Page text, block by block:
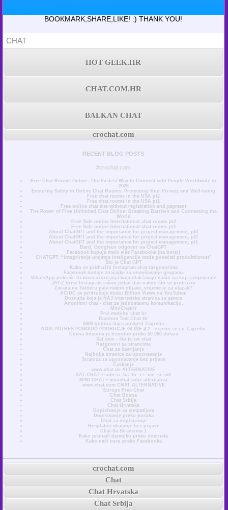
BOOKMARK,SHARE,LIKE! :) THANK YOU!
CHAT
HOT GEEK.HR
CHAT.COM.HR
BALKAN CHAT
crochat.com
RECENT BLOG POSTS
#crochat.com
Free Chat Rooms Online: The Fastest Way to Connect with People Worldwide in
2026
Ensuring Safety in Online Chat Rooms: Protecting Your Privacy and Well-being
Free chat rooms in the USA pt2
Free chat rooms in the USA pt1
Free online chat site without registration and payment
The Power of Free Unlimited Chat Online: Breaking Barriers and Connecting the
World
Free Safe online International chat rooms pt2
Free Safe online International chat rooms pt1
About ChatGPT and the importance for project management, pt3
About ChatGPT and the importance for project management, pt2
About ChatGPT and the importance for project management, pt1
Bard, Googleov odgovor na ChatGPT
Facebook kupuje malo više Facebooka (na burzi)
CHATGPT: “Integriranje umjetne inteligencije može povećati produktivnost”
Što je Chat GPT
Kako se pridružiti Instagram chat razgovorima
Facebook dodaje značajke za unovčavanje grupama
WhatsApp pokreće tri nova ažuriranja koja olakšavaju način na koji razgovarate
JAY-Z briše Instagram račun jedan dan nakon što se pridružio
Zarada na Twitteru pala nakon objave, vrijeme je za ulazak?
AC/DC se pridružuje klubu Billion Views na YouTubeu
Doznajte koja je NAJ internetska stranica za samce
Anonimni chat - chat za jednostavnu komunikaciju.
MiniChatHr
Prvi mobilni chat hr
Random Text Chat Hr
3000 godina stara povijest Zagreba
NOVI POTRES POGODIO PODRUČJE GLINE 4,2 - osjetio se i u Zagrebu
Cijena bitcoina je trenutno preko 50.000 dolara
Xat.com - što je xat chat
Razgovori sa strancima
Chat za čavrljanje
Najbolje stranice za upoznavanje
Stranica za upoznavanje bez prijave
Časkanje
www.chat.de ALTERNATIVE
XAT CHAT • sobe u .ba .hr .rs .me .si .mk
MINI CHAT • minichat sobe alternativa
www.chat.com CHAT ALTERNATIVE
Europe Free Chat
Chat Bosna
Chat Srbija
Chat Hrvatska
Dopisivanje sa simpatijom
Dopisivanje preko poruka
Chat za dopisivanje
Besplatno chatanje bez prijave
Chat Sa Strancima 1
Kako pronaći djevojku preko interneta
Kako naći curu preko Facebooka
crochat.com
Chat
Chat Hrvatska
Chat Srbija